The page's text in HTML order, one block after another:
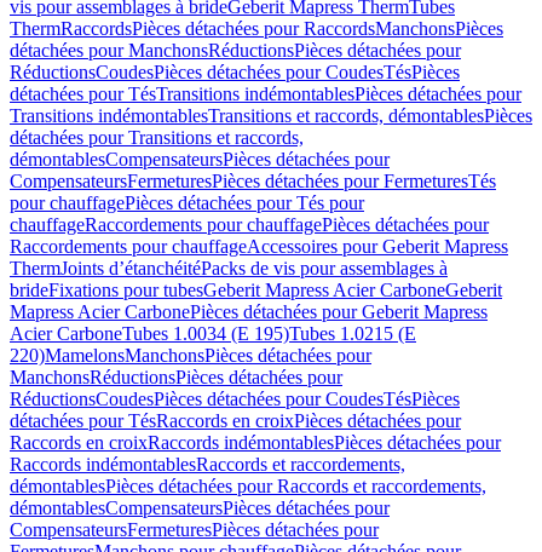
vis pour assemblages à brideGeberit Mapress ThermTubes
ThermRaccordsPièces détachées pour RaccordsManchonsPièces
détachées pour ManchonsRéductionsPièces détachées pour
RéductionsCoudesPièces détachées pour CoudesTésPièces
détachées pour TésTransitions indémontablesPièces détachées pour
Transitions indémontablesTransitions et raccords, démontablesPièces
détachées pour Transitions et raccords,
démontablesCompensateursPièces détachées pour
CompensateursFermeturesPièces détachées pour FermeturesTés
pour chauffagePièces détachées pour Tés pour
chauffageRaccordements pour chauffagePièces détachées pour
Raccordements pour chauffageAccessoires pour Geberit Mapress
ThermJoints d’étanchéitéPacks de vis pour assemblages à
brideFixations pour tubesGeberit Mapress Acier CarboneGeberit
Mapress Acier CarbonePièces détachées pour Geberit Mapress
Acier CarboneTubes 1.0034 (E 195)Tubes 1.0215 (E
220)MamelonsManchonsPièces détachées pour
ManchonsRéductionsPièces détachées pour
RéductionsCoudesPièces détachées pour CoudesTésPièces
détachées pour TésRaccords en croixPièces détachées pour
Raccords en croixRaccords indémontablesPièces détachées pour
Raccords indémontablesRaccords et raccordements,
démontablesPièces détachées pour Raccords et raccordements,
démontablesCompensateursPièces détachées pour
CompensateursFermeturesPièces détachées pour